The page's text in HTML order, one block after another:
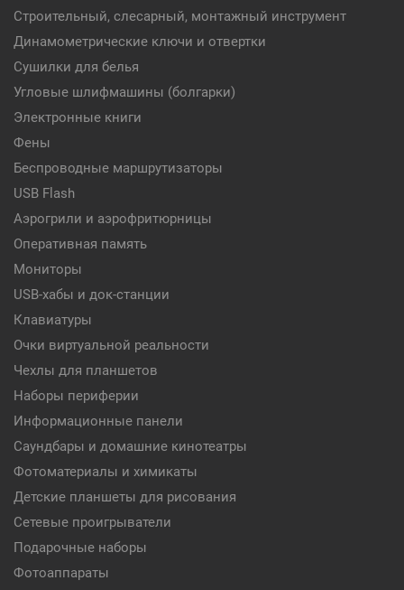
Строительный, слесарный, монтажный инструмент
Динамометрические ключи и отвертки
Сушилки для белья
Угловые шлифмашины (болгарки)
Электронные книги
Фены
Беспроводные маршрутизаторы
USB Flash
Аэрогрили и аэрофритюрницы
Оперативная память
Мониторы
USB-хабы и док-станции
Клавиатуры
Очки виртуальной реальности
Чехлы для планшетов
Наборы периферии
Информационные панели
Саундбары и домашние кинотеатры
Фотоматериалы и химикаты
Детские планшеты для рисования
Сетевые проигрыватели
Подарочные наборы
Фотоаппараты